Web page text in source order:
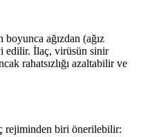
ağızdan (ağız
edilir. İlaç, virüsün sinir
rahatsızlığı azaltabilir ve
rejiminden biri önerilebilir: